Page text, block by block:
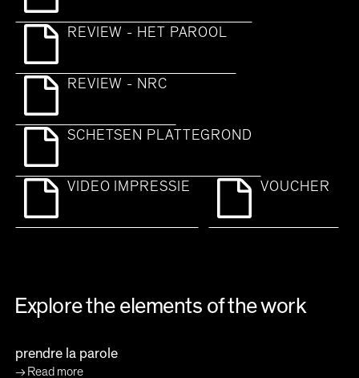
REVIEW - HET PAROOL
REVIEW - NRC
SCHETSEN PLATTEGROND
VIDEO IMPRESSIE VOUCHER
Explore the elements of the work
prendre la parole
Read more